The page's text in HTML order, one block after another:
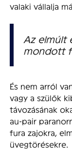
valaki vállalja
Az elmúlt
mondott
És nem arról
vagy a szülők
távozásának
au-pair
fura zajokra,
üvegtörésekre.